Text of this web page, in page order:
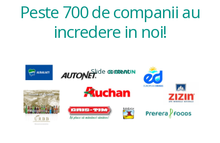
Peste 700 de companii au
incredere in noi!
Slide content